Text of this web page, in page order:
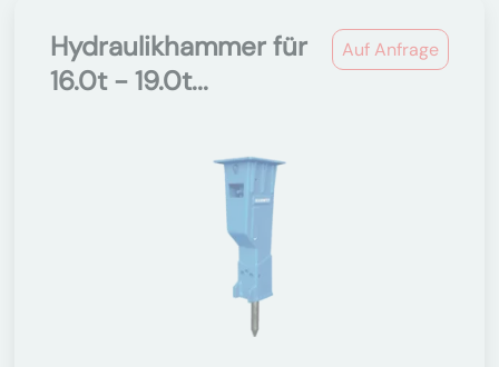
Auf Anfrage
Hydraulikhammer für
16.0t - 19.0t...